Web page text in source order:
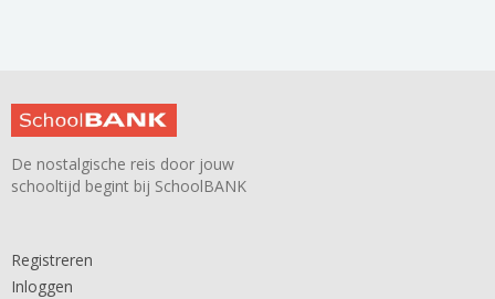
De nostalgische reis door jouw
schooltijd begint bij SchoolBANK
Registreren
Inloggen